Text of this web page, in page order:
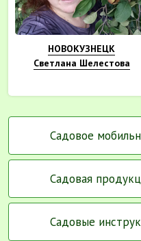
НОВОКУЗНЕЦК
Светлана Шелестова
Садовое
Садовая
Садовые